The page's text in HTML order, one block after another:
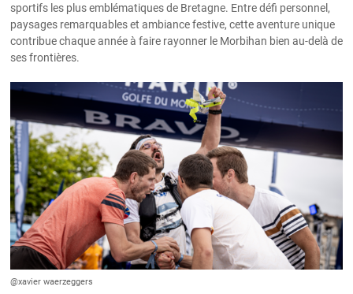
sportifs les plus emblématiques de Bretagne. Entre défi personnel,
paysages remarquables et ambiance festive, cette aventure unique
contribue chaque année à faire rayonner le Morbihan bien au-delà de
ses frontières.
@xavier waerzeggers